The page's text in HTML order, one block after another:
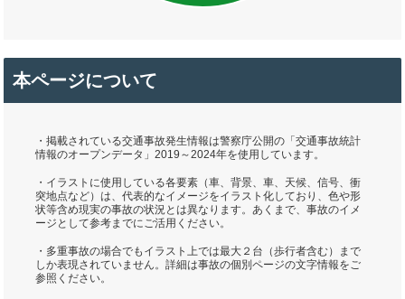
本ページについて
・掲載されている交通事故発生情報は警察庁公開の「交通事故統計
情報のオープンデータ」2019～2024年を使用しています。
・イラストに使用している各要素（車、背景、車、天候、信号、衝
突地点など）は、代表的なイメージをイラスト化しており、色や形
状等含め現実の事故の状況とは異なります。あくまで、事故のイメ
ージとして参考までにご活用ください。
・多重事故の場合でもイラスト上では最大２台（歩行者含む）まで
しか表現されていません。詳細は事故の個別ページの文字情報をご
参照ください。